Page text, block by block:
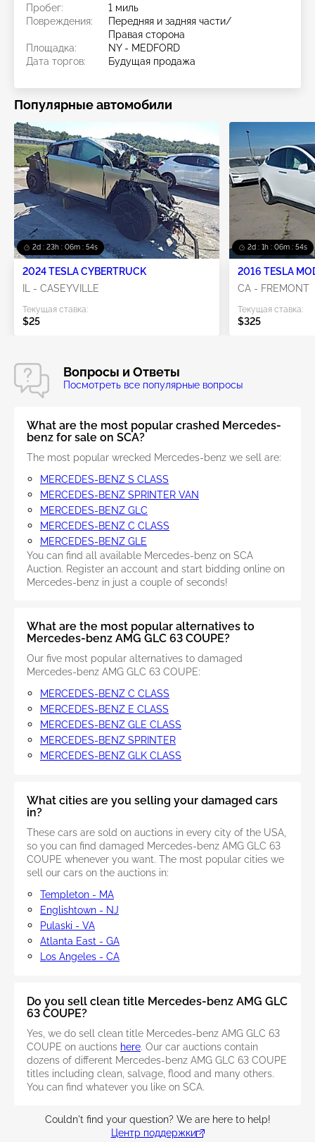
Пробег:
1 миль
Повреждения:
Передняя и задняя части/
Правая сторона
Площадка:
NY - MEDFORD
Дата торгов:
Будущая продажа
Популярные автомобили
2d : 23h : 06m : 53s
2024 TESLA CYBERTRUCK
IL - CASEYVILLE
Текущая ставка:
$25
2d : 1h : 06m : 53s
2016 TESLA
CA - FREMONT
Текущая ставка:
$325
Вопросы и Ответы
Посмотреть все популярные вопросы
What are the most popular crashed Mercedes-
benz for sale on SCA?
The most popular wrecked Mercedes-benz we sell are:
MERCEDES-BENZ S CLASS
MERCEDES-BENZ SPRINTER VAN
MERCEDES-BENZ GLC
MERCEDES-BENZ C CLASS
MERCEDES-BENZ GLE
You can find all available Mercedes-benz on SCA
Auction. Register an account and start bidding online on
Mercedes-benz in just a couple of seconds!
What are the most popular alternatives to
Mercedes-benz AMG GLC 63 COUPE?
Our five most popular alternatives to damaged
Mercedes-benz AMG GLC 63 COUPE:
MERCEDES-BENZ C CLASS
MERCEDES-BENZ E CLASS
MERCEDES-BENZ GLE CLASS
MERCEDES-BENZ SPRINTER
MERCEDES-BENZ GLK CLASS
What cities are you selling your damaged cars
in?
These cars are sold on auctions in every city of the USA,
so you can find damaged Mercedes-benz AMG GLC 63
COUPE whenever you want. The most popular cities we
sell our cars on the auctions in:
Templeton - MA
Englishtown - NJ
Pulaski - VA
Atlanta East - GA
Los Angeles - CA
Do you sell clean title Mercedes-benz AMG GLC
63 COUPE?
Yes, we do sell clean title Mercedes-benz AMG GLC 63
COUPE on auctions here. Our car auctions contain
dozens of different Mercedes-benz AMG GLC 63 COUPE
titles including clean, salvage, flood and many others.
You can find whatever you like on SCA.
Couldn't find your question? We are here to help!
Центр поддержки